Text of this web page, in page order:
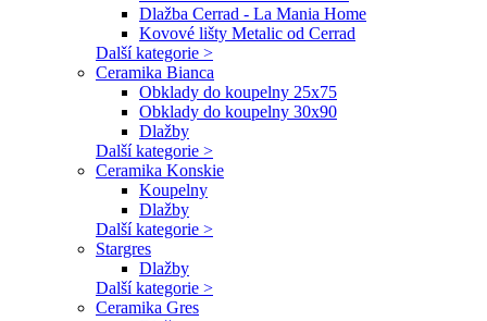
Dlažba Cerrad - La Mania Home
Kovové lišty Metalic od Cerrad
Další kategorie >
Ceramika Bianca
Obklady do koupelny 25x75
Obklady do koupelny 30x90
Dlažby
Další kategorie >
Ceramika Konskie
Koupelny
Dlažby
Další kategorie >
Stargres
Dlažby
Další kategorie >
Ceramika Gres